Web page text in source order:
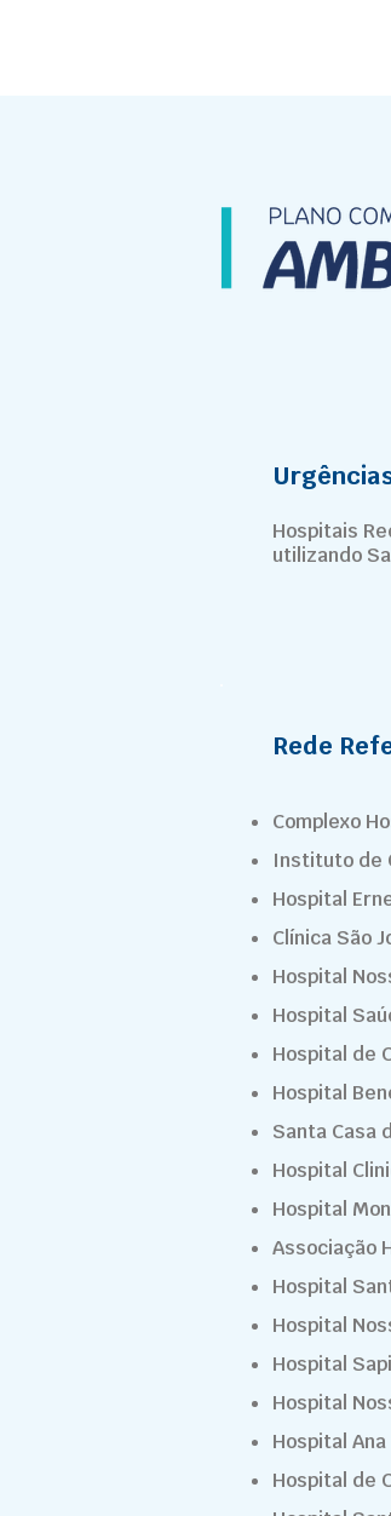
Hospitais
utilizando
Rede
Complexo
Instituto de
Hospital
Clínica São
Hospital
Hospital
Hospital de
Hospital
Santa Casa
Hospital
Hospital
Associação
Hospital
Hospital
Hospital
Hospital
Hospital
Hospital de